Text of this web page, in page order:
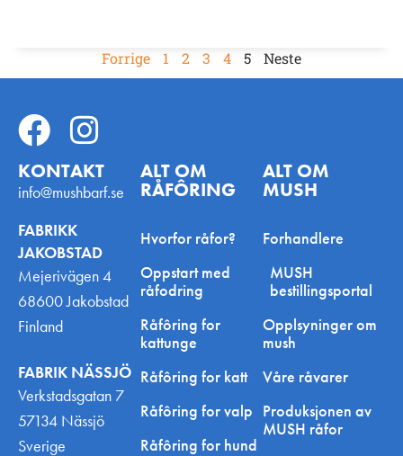
Forrige 1 2 3 4 5 Neste
KONTAKT
info@mushbarf.se
FABRIKK
JAKOBSTAD
Mejerivägen 4
68600 Jakobstad
Finland
FABRIK NÄSSJÖ
Verkstadsgatan 7
57134 Nässjö
Sverige
ALT OM
RÅFÔRING
Hvorfor råfor?
Oppstart med
råfodring
Råfôring for
kattunge
Råfôring for katt
Råfôring for valp
Råfôring for hund
ALT OM
MUSH
Forhandlere
MUSH
bestillingsportal
Opplsyninger om
mush
Våre råvarer
Produksjonen av
MUSH råfor